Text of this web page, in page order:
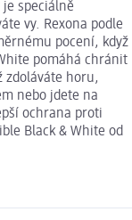
speciálně
vy. Rexona podle
pocení, když
pomáhá chránit
zdoláváte horu,
nebo jdete na
ochrana proti
Black & White od